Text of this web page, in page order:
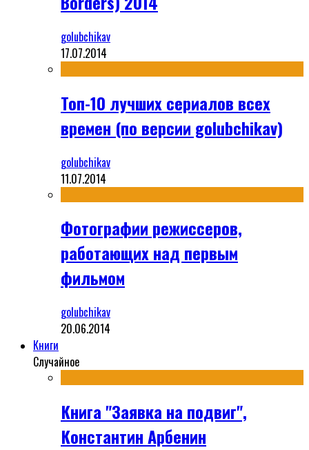
golubchikav
17.07.2014
Топ-10 лучших сериалов всех
времен (по версии golubchikav)
golubchikav
11.07.2014
Фотографии режиссеров,
работающих над первым
фильмом
golubchikav
20.06.2014
Книги
Случайное
Книга "Заявка на подвиг",
Константин Арбенин